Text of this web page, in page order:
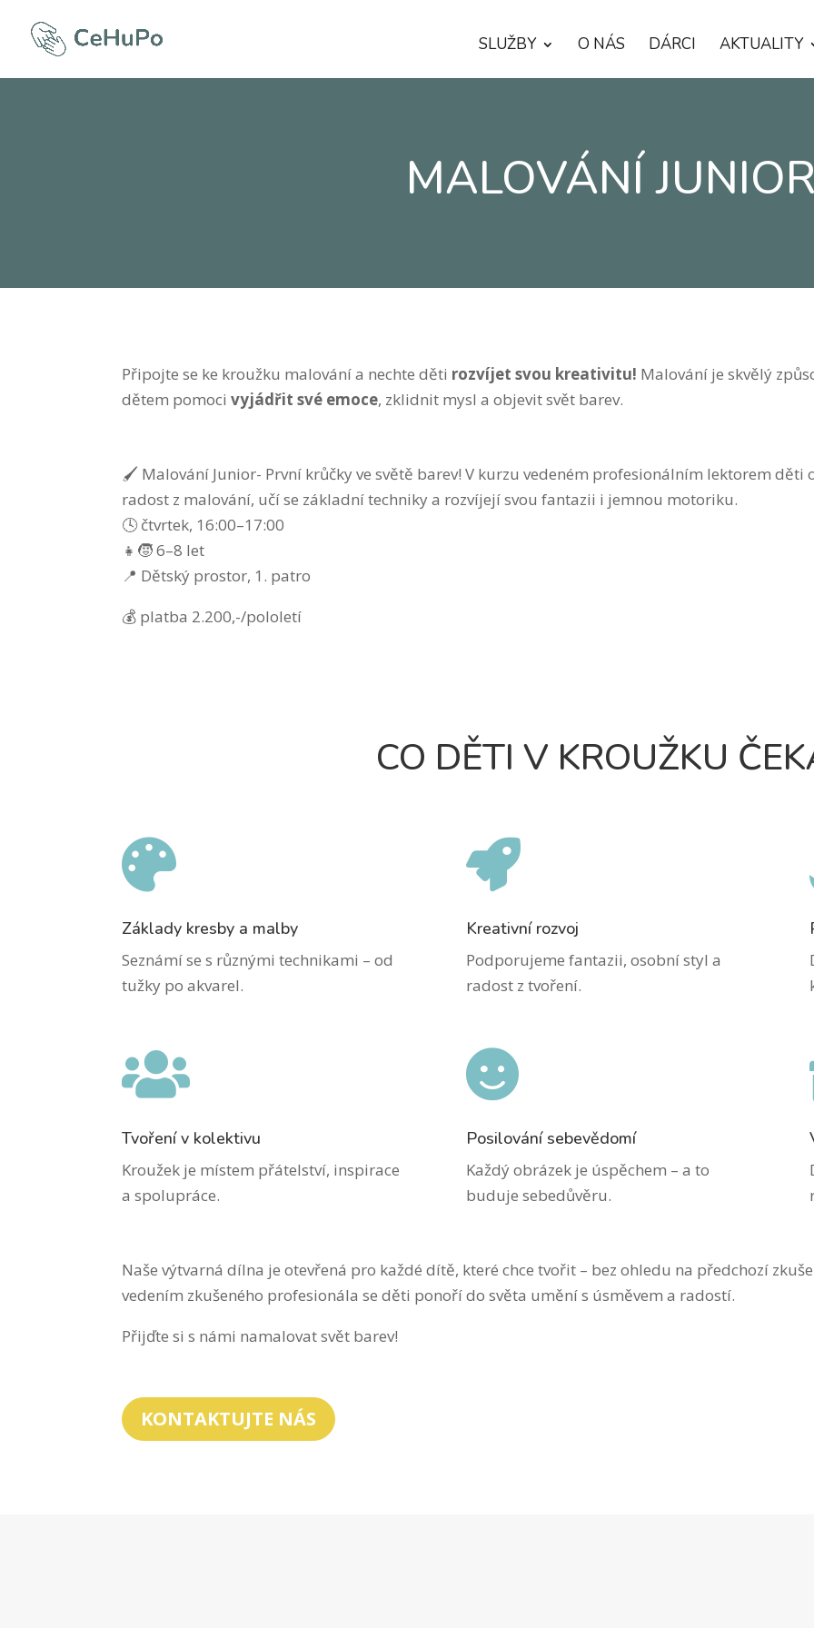
SLUŽBY O NÁS DÁRCI AKTUALITY
MALOVÁNÍ JUNIOR
Připojte se ke kroužku malování a nechte děti rozvíjet svou kreativitu! Malování je skvělý
dětem pomocivyjádřit své emoce, zklidnit mysl a objevit svět barev.
🖌️ Malování Junior- První krůčky ve světě barev! V kurzu vedeném profesionálním lektorem děti
radost z malování, učí se základní techniky a rozvíjejí svou fantazii i jemnou motoriku.
🕓 čtvrtek, 16:00–17:00
👧🧒 6–8 let
📍 Dětský prostor, 1. patro
💰 platba 2.200,-/pololetí
CO DĚTI V KROUŽKU

Základy kresby a malby
Seznámí se s různými technikami – od
tužky po akvarel.

Kreativní rozvoj
Podporujeme fantazii, osobní styl a
radost z tvoření.

Tvoření v kolektivu
Kroužek je místem přátelství, inspirace
a spolupráce.

Posilování sebevědomí
Každý obrázek je úspěchem – a to
buduje sebedůvěru.
Naše výtvarná dílna je otevřená pro každé dítě, které chce tvořit – bez ohledu na předchozí
vedením zkušeného profesionála se děti ponoří do světa umění s úsměvem a radostí.
Přijďte si s námi namalovat svět barev!
KONTAKTUJTE NÁS